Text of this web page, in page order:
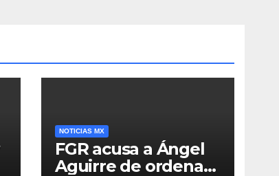
NOTICIAS MX
FGR acusa a Ángel
Aguirre de ordenar